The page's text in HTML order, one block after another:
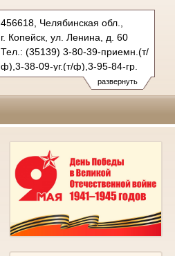
развернуть
456618, Челябинская обл.,
г. Копейск, ул. Ленина, д. 60
Тел.: (35139) 3-80-39-приемн.(т/
ф),3-38-09-уг.(т/ф),3-95-84-гр.
kopeysk.chel@sudrf.ru